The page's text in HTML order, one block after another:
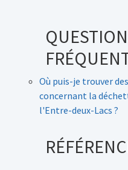
Où puis-je trouver
concernant la
l'Entre-deux-Lacs ?